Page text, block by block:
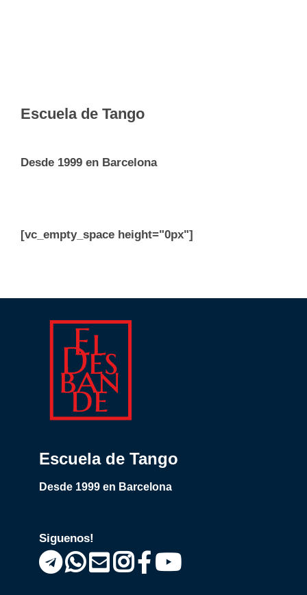
Escuela de Tango
Desde 1999 en Barcelona
[vc_empty_space height="0px"]
Escuela de Tango
Desde 1999 en Barcelona
Siguenos!